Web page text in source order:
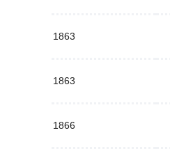
1863
1863
1866